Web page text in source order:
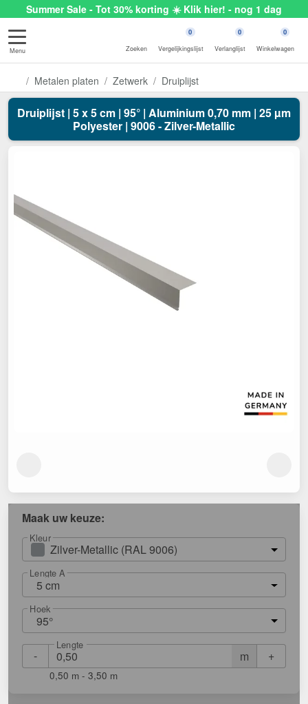
Summer Sale - Tot 30% korting ☀️ Klik hier! - nog 1 dag
Menu Zoeken
0
Vergelijkingslijst
0
Verlanglijst
0
Winkelwagen
Metalen platen Zetwerk Druiplijst
Druiplijst | 5 x 5 cm | 95° | Aluminium 0,70 mm | 25 µm
Polyester | 9006 - Zilver-Metallic
Maak uw keuze:
Kleur
Zilver-Metallic (RAL 9006)
Lengte A
5 cm
Hoek
95°
- m
Lengte
+
0,50 m - 3,50 m